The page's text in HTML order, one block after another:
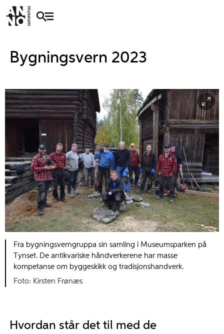
Bygningsvern 2023
Fra bygningsverngruppa sin samling i Museumsparken på
Tynset. De antikvariske håndverkerene har masse
kompetanse om byggeskikk og tradisjonshandverk.
Kirsten Frønæs
Hvordan står det til med de